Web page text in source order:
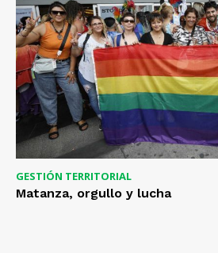
GESTIÓN TERRITORIAL
Matanza, orgullo y lucha